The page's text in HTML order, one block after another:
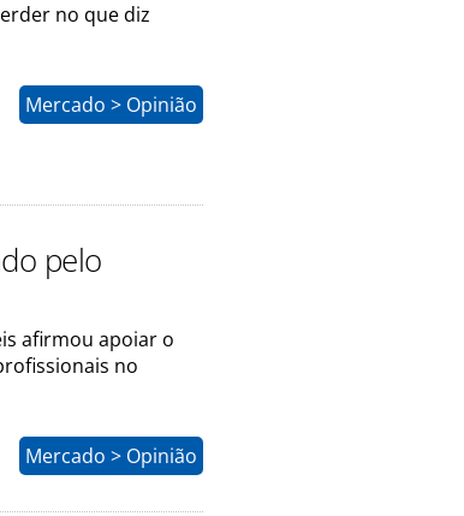
no que diz
Mercado > Opinião
pelo
afirmou apoiar o
no
Mercado > Opinião